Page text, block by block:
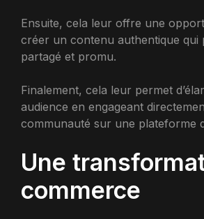
Ensuite, cela leur offre une
créer un contenu authentique qui
partagé et promu.
Finalement, cela leur permet
audience en engageant
communauté sur une plateforme
Une
commerce